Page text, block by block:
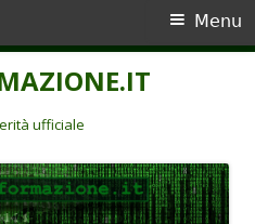
ufficiale
Menu